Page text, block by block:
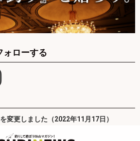
ォローする
変更しました（2022年11月17日）